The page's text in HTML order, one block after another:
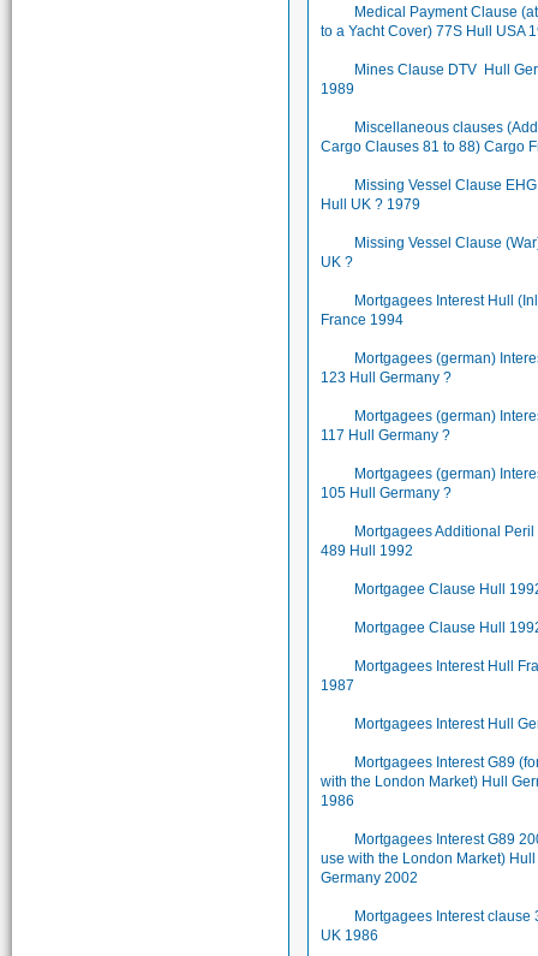
Medical Payment Clause
to a Yacht Cover) 77S Hull USA
Mines Clause DTV Hull
1989
Miscellaneous clauses
Cargo Clauses 81 to 88) Cargo
Missing Vessel Clause
Hull UK ? 1979
Missing Vessel Clause
UK ?
Mortgagees Interest Hull
France 1994
Mortgagees (german)
123 Hull Germany ?
Mortgagees (german)
117 Hull Germany ?
Mortgagees (german)
105 Hull Germany ?
Mortgagees Additional Peril
489 Hull 1992
Mortgagee Clause Hull
Mortgagee Clause Hull
Mortgagees Interest Hull
1987
Mortgagees Interest Hull
Mortgagees Interest G89
with the London Market) Hull
1986
Mortgagees Interest G89
use with the London Market) Hull
Germany 2002
Mortgagees Interest clause
UK 1986